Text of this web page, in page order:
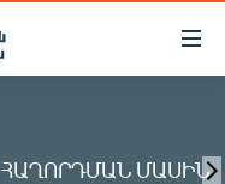
ՀԱՂՈՐԴՄԱՆ ՄԱՍԻՆ